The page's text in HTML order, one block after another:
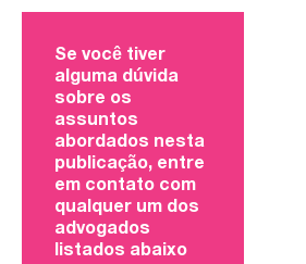
Se você tiver
alguma dúvida
sobre os
assuntos
abordados nesta
publicação, entre
em contato com
qualquer um dos
advogados
listados abaixo